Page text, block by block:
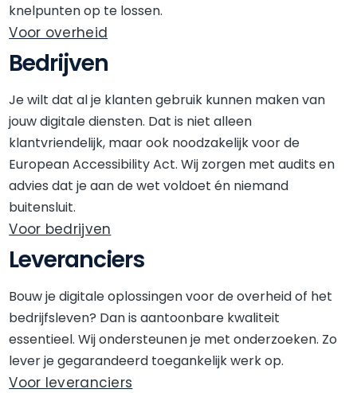
knelpunten op te lossen.
Voor overheid
Bedrijven
Je wilt dat al je klanten gebruik kunnen maken van
jouw digitale diensten. Dat is niet alleen
klantvriendelijk, maar ook noodzakelijk voor de
European Accessibility Act. Wij zorgen met audits en
advies dat je aan de wet voldoet én niemand
buitensluit.
Voor bedrijven
Leveranciers
Bouw je digitale oplossingen voor de overheid of het
bedrijfsleven? Dan is aantoonbare kwaliteit
essentieel. Wij ondersteunen je met onderzoeken. Zo
lever je gegarandeerd toegankelijk werk op.
Voor leveranciers